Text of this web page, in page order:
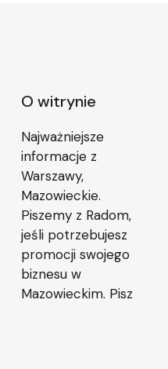
O witrynie
Najważniejsze
informacje z
Warszawy,
Mazowieckie.
Piszemy z Radom,
jeśli potrzebujesz
promocji swojego
biznesu w
Mazowieckim. Pisz